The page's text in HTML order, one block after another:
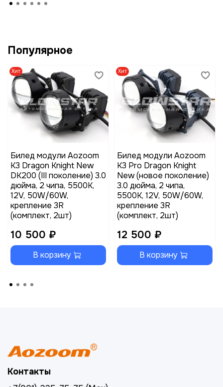
Популярное
Хит
Билед модули Aozoom
K3 Dragon Knight New
DK200 (III поколение) 3.0
дюйма, 2 чипа, 5500K,
12V, 50W/60W,
крепление 3R
(комплект, 2шт)
10 500 ₽
В корзину
Хит
Билед модули Aozoom
K3 Pro Dragon Knight
New (новое поколение)
3.0 дюйма, 2 чипа,
5500K, 12V, 50W/60W,
крепление 3R
(комплект, 2шт)
12 500 ₽
В корзину
Контакты